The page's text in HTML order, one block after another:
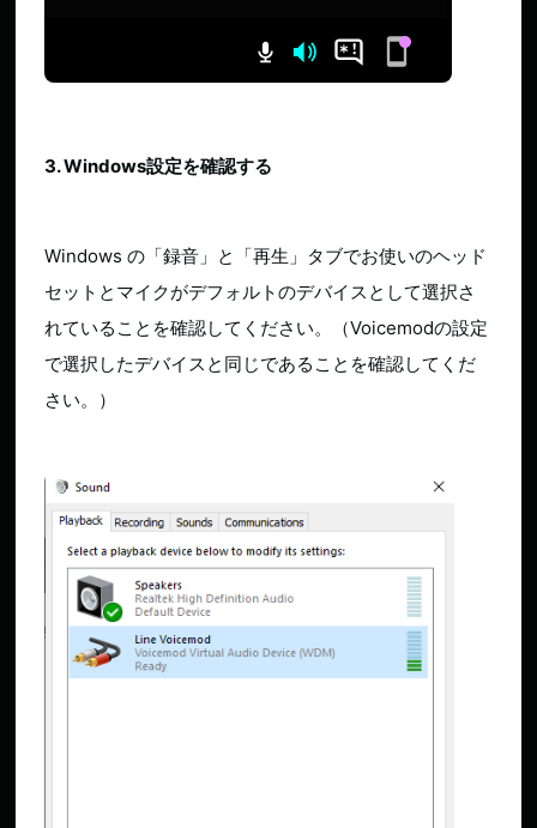
3. Windows設定を確認する
Windows の「録音」と「再生」タブでお使いのヘッド
セットとマイクがデフォルトのデバイスとして選択さ
れていることを確認してください。（Voicemodの設定
で選択したデバイスと同じであることを確認してくだ
さい。）